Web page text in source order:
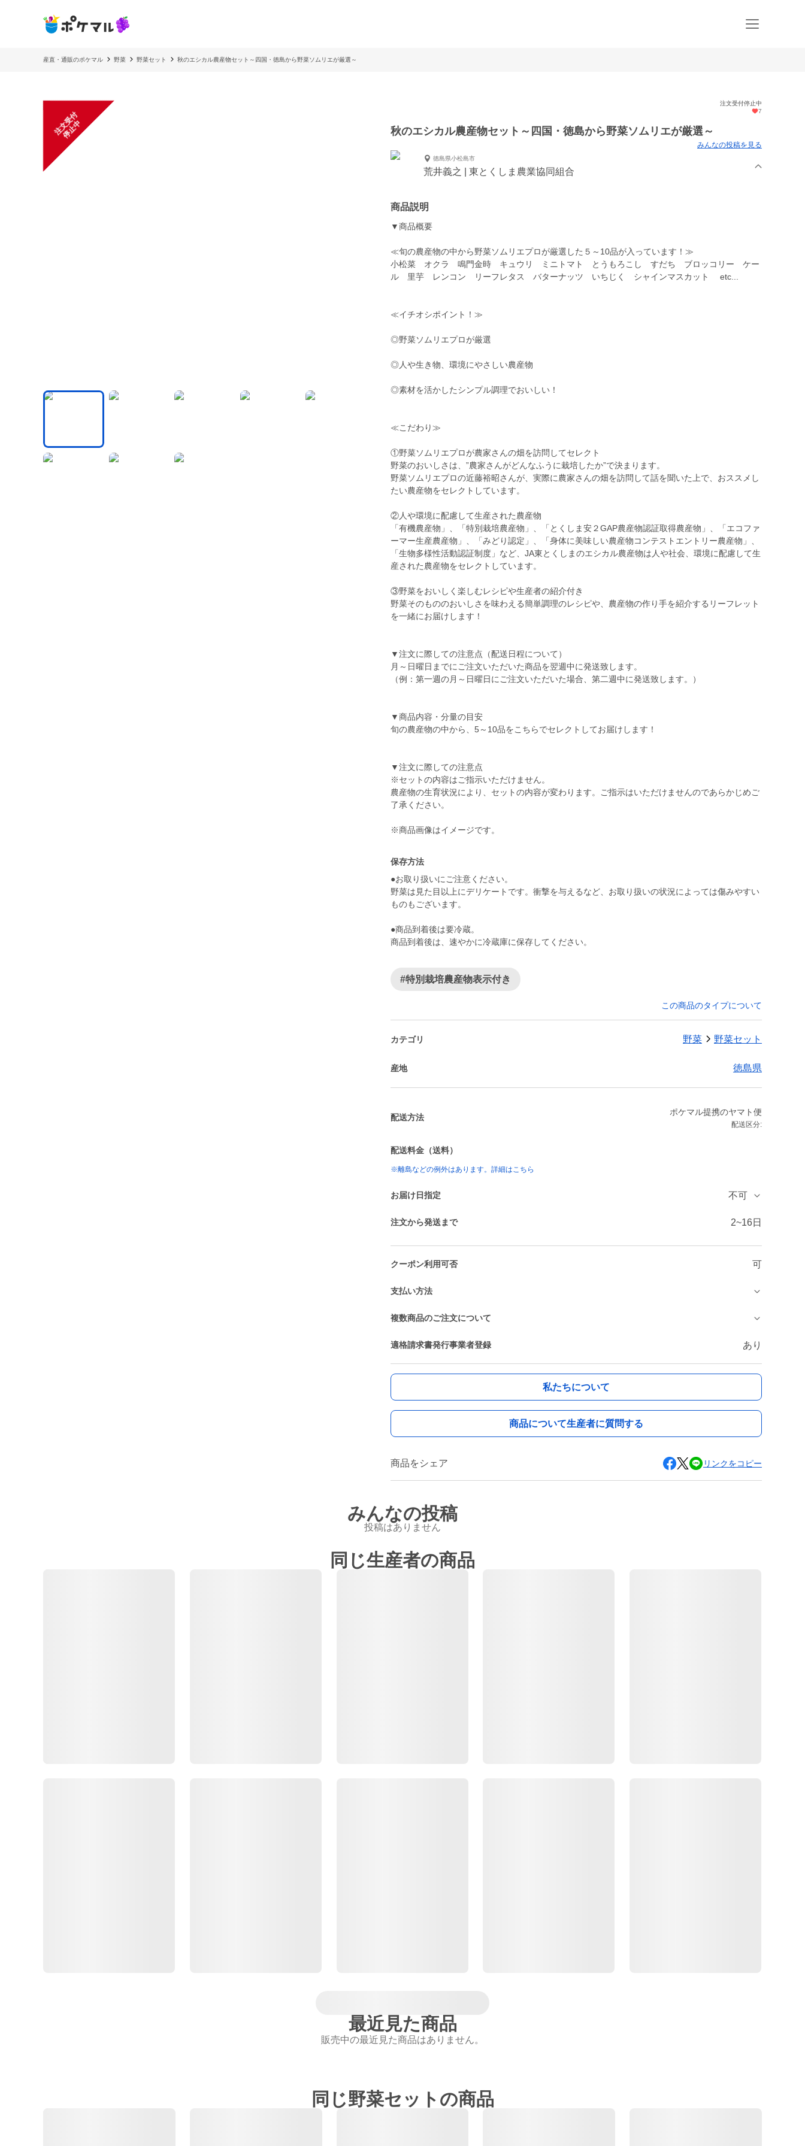
産直・通販のポケマル 野菜 野菜セット 秋のエシカル農産物セット～四国・徳島から野菜ソムリエが厳選～
注
文
受
付
停
止
中
注文受付停止中
7
秋のエシカル農産物セット～四国・徳島から野菜ソムリエが厳選～
みんなの投稿を見る
徳島県小松島市
荒井義之 | 東とくしま農業協同組合
商品説明
▼商品概要
≪旬の農産物の中から野菜ソムリエプロが厳選した５～10品が入っています！≫
小松菜 オクラ 鳴門金時 キュウリ ミニトマト とうもろこし すだち ブロッコリー ケー
ル 里芋 レンコン リーフレタス バターナッツ いちじく シャインマスカット etc...
≪イチオシポイント！≫
◎野菜ソムリエプロが厳選
◎人や生き物、環境にやさしい農産物
◎素材を活かしたシンプル調理でおいしい！
≪こだわり≫
①野菜ソムリエプロが農家さんの畑を訪問してセレクト
野菜のおいしさは、”農家さんがどんなふうに栽培したか”で決まります。
野菜ソムリエプロの近藤裕昭さんが、実際に農家さんの畑を訪問して話を聞いた上で、おススメし
たい農産物をセレクトしています。
②人や環境に配慮して生産された農産物
「有機農産物」、「特別栽培農産物」、「とくしま安２GAP農産物認証取得農産物」、「エコファ
ーマー生産農産物」、「みどり認定」、「身体に美味しい農産物コンテストエントリー農産物」、
「生物多様性活動認証制度」など、JA東とくしまのエシカル農産物は人や社会、環境に配慮して生
産された農産物をセレクトしています。
③野菜をおいしく楽しむレシピや生産者の紹介付き
野菜そのもののおいしさを味わえる簡単調理のレシピや、農産物の作り手を紹介するリーフレット
を一緒にお届けします！
▼注文に際しての注意点（配送日程について）
月～日曜日までにご注文いただいた商品を翌週中に発送致します。
（例：第一週の月～日曜日にご注文いただいた場合、第二週中に発送致します。）
▼商品内容・分量の目安
旬の農産物の中から、5～10品をこちらでセレクトしてお届けします！
▼注文に際しての注意点
※セットの内容はご指示いただけません。
農産物の生育状況により、セットの内容が変わります。ご指示はいただけませんのであらかじめご
了承ください。
※商品画像はイメージです。
保存方法
●お取り扱いにご注意ください。
野菜は見た目以上にデリケートです。衝撃を与えるなど、お取り扱いの状況によっては傷みやすい
ものもございます。
●商品到着後は要冷蔵。
商品到着後は、速やかに冷蔵庫に保存してください。
#特別栽培農産物表示付き
この商品のタイプについて
カテゴリ 野菜 野菜セット
産地 徳島県
配送方法
ポケマル提携のヤマト便
配送区分:
配送料金（送料）
※離島などの例外はあります。詳細はこちら
お届け日指定 不可
注文から発送まで 2~16日
クーポン利用可否 可
支払い方法
複数商品のご注文について
適格請求書発行事業者登録 あり
私たちについて
商品について生産者に質問する
商品をシェア リンクをコピー
みんなの投稿
投稿はありません
同じ生産者の商品
最近見た商品
販売中の最近見た商品はありません。
同じ野菜セットの商品